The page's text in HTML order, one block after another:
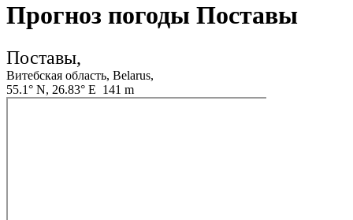
Прогноз погоды Поставы
Поставы,
Витебская область, Belarus,
55.1° N, 26.83° E 141 m